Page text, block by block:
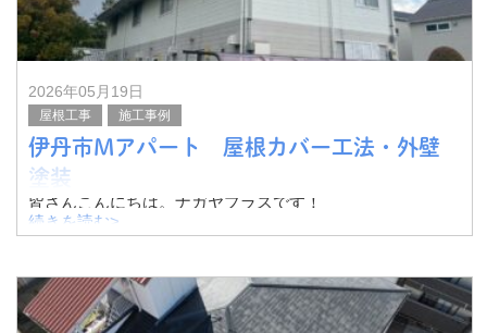
2026年05月19日
屋根工事 施工事例
伊丹市Mアパート 屋根カバー工法・外壁
塗装
皆さんこんにちは。ナガヤプラスです！
今回は伊丹市のM様が所有するアパートにて、屋根カバー
その様子をご紹介いたします。
メゾネットタイプのアパートです。
続きを読む>